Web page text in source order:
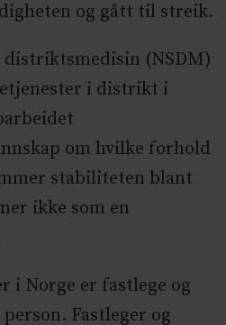
og gått til streik.
(NSDM)
i distrikt i
om hvilke forhold
stabiliteten blant
ikke som en
i Norge er fastlege og
Fastleger og